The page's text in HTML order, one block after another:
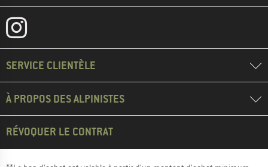
SERVICE CLIENTÈLE
À PROPOS DES ALPINISTES
RÉVOQUER LE CONTRAT